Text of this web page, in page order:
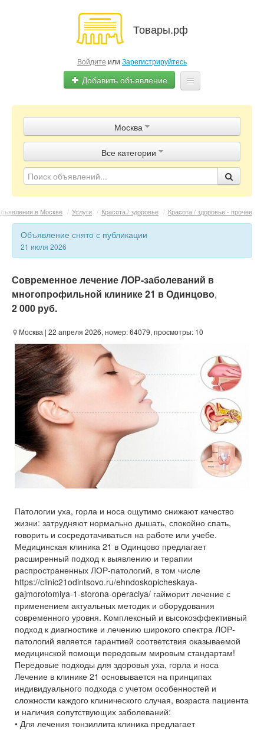
Товары.рф
Войдите или Зарегистрируйтесь
Добавить объявление
Объявления
Магазины
Контакты
Москва
Все категории
в Москве / Услуги / Красота / здоровье / Красота / здоровье - прочее
Объявление снято с публикации
21 июля 2026
Современное лечение ЛОР-заболеваний в
многопрофильной клинике 21 в Одинцово,
2 000 руб.
Москва | 22 апреля 2026, номер: 64079, просмотры: 10
Патологии уха, горла и носа ощутимо снижают качество
жизни: затрудняют нормально дышать, спокойно спать,
говорить и сосредотачиваться на работе или учебе.
Медицинская клиника 21 в Одинцово предлагает
расширенный подход к выявлению и терапии
распространенных ЛОР-патологий, в том числе
https://clinic21odintsovo.ru/ehndoskopicheskaya-
gajmorotomiya-1-storona-operaciya/ гайморит лечение с
применением актуальных методик и оборудования
современного уровня. Комплексный и высокоэффективный
подход к диагностике и лечению широкого спектра ЛОР-
патологий является гарантией соответствия оказываемой
медицинской помощи передовым мировым стандартам!
Передовые подходы для здоровья уха, горла и носа
Лечение в клинике 21 основывается на принципах
индивидуального подхода с учетом особенностей и
сложности каждого клинического случая, возраста пациента
и наличия сопутствующих заболеваний:
• Для лечения тонзиллита клиника предлагает